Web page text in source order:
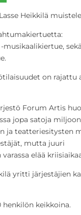
Heikkilä
sekä
on rajattu
Forum Artis
jopa satoja
ja teatteriesitysten
mutta juuri
elää
yritti järjestäjien
keikkoina.